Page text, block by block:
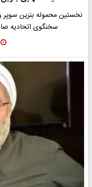
نخستین محموله بنزین سوپر
سخنگوی اتحادیه